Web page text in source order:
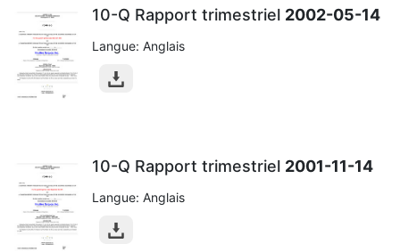
10-Q Rapport trimestriel 2002-05-14
Langue: Anglais
10-Q Rapport trimestriel 2001-11-14
Langue: Anglais